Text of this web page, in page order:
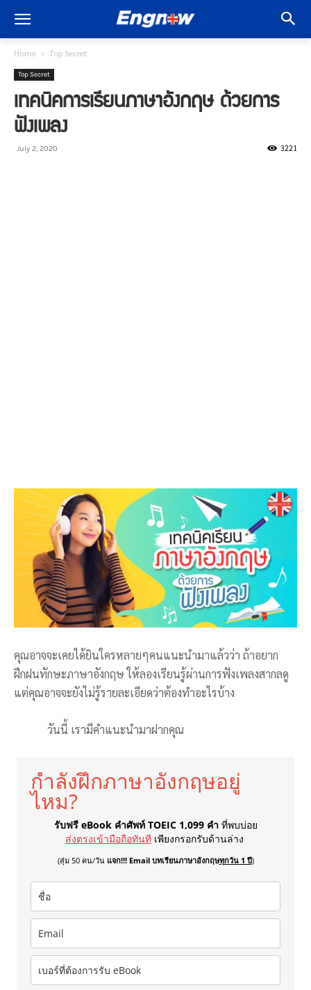
Home Top Secret
Top Secret
เทคนิคการเรียนภาษาอังกฤษ ด้วยการ
ฟังเพลง
July 2, 2020 3221
คุณอาจจะเคยได้ยินใครหลายๆคนแนะนำมาแล้วว่า ถ้าอยาก
ฝึกฝนทักษะภาษาอังกฤษ ให้ลองเรียนรู้ผ่านการฟังเพลงสากลดู
แต่คุณอาจจะยังไม่รู้รายละเอียดว่าต้องทำอะไรบ้าง
วันนี้ เรามีคำแนะนำมาฝากคุณ
กำลังฝึกภาษาอังกฤษอยู่
ไหม?
รับฟรี eBook คำศัพท์ TOEIC 1,099 คำ ที่พบบ่อย
ส่งตรงเข้ามือถือทันที เพียงกรอกรับด้านล่าง
(สุ่ม 50 คน/วัน แจก!!! Email บทเรียนภาษาอังกฤษทุกวัน 1 ปี)